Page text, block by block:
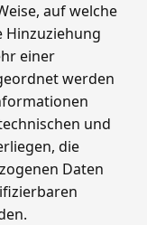
auf welche
Hinzuziehung
einer
werden
und
die
Daten